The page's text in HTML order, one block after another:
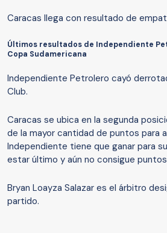
Caracas llega con resultado de
Últimos resultados de Independiente
Copa Sudamericana
Independiente Petrolero cayó
Club.
Caracas se ubica en la segunda
de la mayor cantidad de puntos para
Independiente tiene que ganar para
estar último y aún no consigue
Bryan Loayza Salazar es el árbitro
partido.